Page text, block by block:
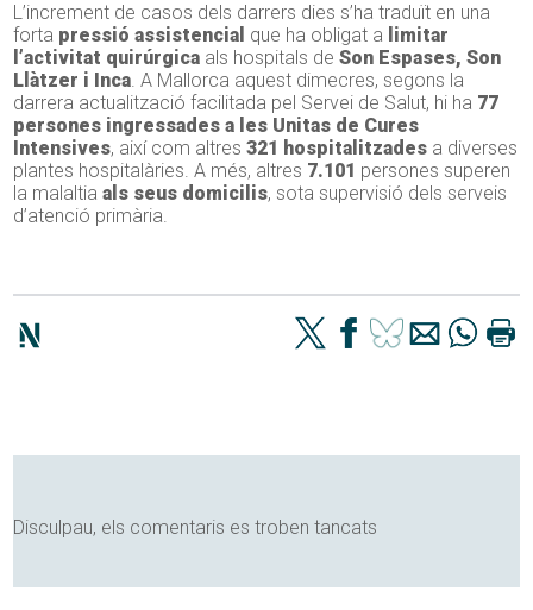
L’increment de casos dels darrers dies s’ha traduït en una
forta pressió assistencial que ha obligat a limitar
l’activitat quirúrgica als hospitals deSon Espases, Son
Llàtzer i Inca. A Mallorca aquest dimecres, segons la
darrera actualització facilitada pel Servei de Salut, hi ha 77
persones ingressades a les Unitas de Cures
Intensives, així com altres321 hospitalitzades a diverses
plantes hospitalàries. A més, altres 7.101 persones superen
la malaltiaals seus domicilis, sota supervisió dels serveis
d’atenció primària.
Disculpau, els comentaris es troben tancats